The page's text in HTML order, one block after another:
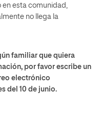
en esta comunidad,
no llega la
familiar que quiera
por favor escribe un
electrónico
del 10 de junio.